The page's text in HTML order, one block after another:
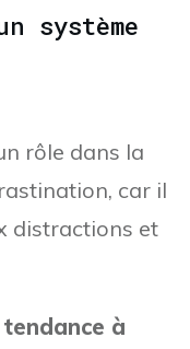
système
rôle dans la
car il
distractions et
à